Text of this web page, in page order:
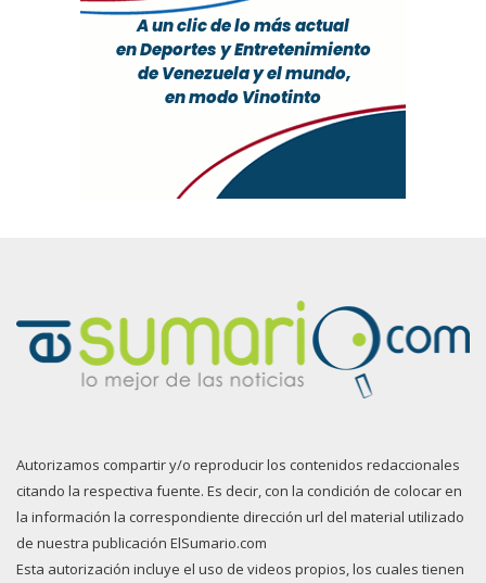
Autorizamos compartir y/o reproducir los contenidos redaccionales
citando la respectiva fuente. Es decir, con la condición de colocar en
la información la correspondiente dirección url del material utilizado
de nuestra publicación ElSumario.com
Esta autorización incluye el uso de videos propios, los cuales tienen